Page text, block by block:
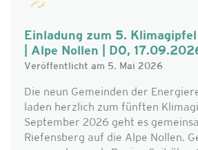
Einladung zum 5.
| Alpe Nollen | DO,
Veröffentlicht am 5. Mai 2026
Die neun Gemeinden der
laden herzlich zum fünften
September 2026 geht es
Riefensberg auf die Alpe Nollen.